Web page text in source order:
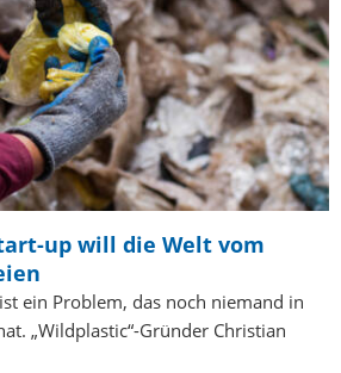
up will die Welt vom
ein Problem, das noch niemand in
„Wildplastic“-Gründer Christian